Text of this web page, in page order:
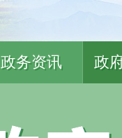
政务资讯 政